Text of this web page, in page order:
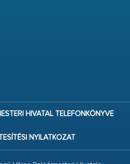
HIVATAL TELEFONKÖNYVE
NYILATKOZAT